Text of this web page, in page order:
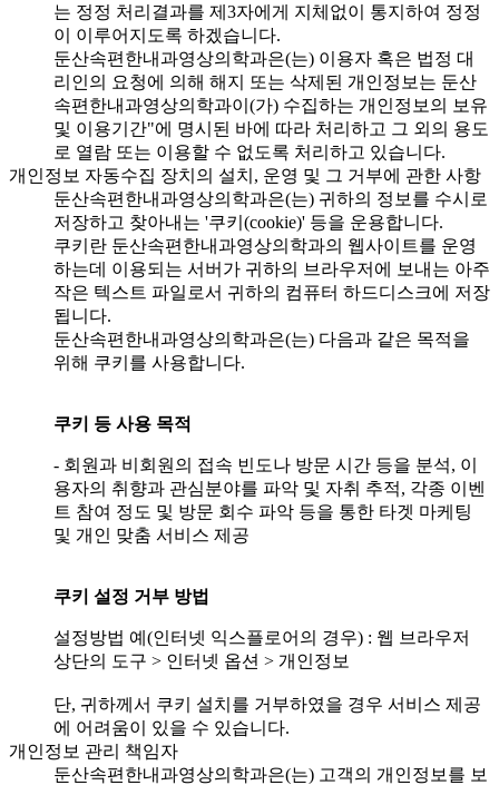
는 정정 처리결과를 제3자에게 지체없이 통지하여 정정
이 이루어지도록 하겠습니다.
둔산속편한내과영상의학과은(는) 이용자 혹은 법정 대
리인의 요청에 의해 해지 또는 삭제된 개인정보는 둔산
속편한내과영상의학과이(가) 수집하는 개인정보의 보유
및 이용기간"에 명시된 바에 따라 처리하고 그 외의 용도
로 열람 또는 이용할 수 없도록 처리하고 있습니다.
개인정보 자동수집 장치의 설치, 운영 및 그 거부에 관한 사항
둔산속편한내과영상의학과은(는) 귀하의 정보를 수시로
저장하고 찾아내는 '쿠키(cookie)' 등을 운용합니다.
쿠키란 둔산속편한내과영상의학과의 웹사이트를 운영
하는데 이용되는 서버가 귀하의 브라우저에 보내는 아주
작은 텍스트 파일로서 귀하의 컴퓨터 하드디스크에 저장
됩니다.
둔산속편한내과영상의학과은(는) 다음과 같은 목적을
위해 쿠키를 사용합니다.
쿠키 등 사용 목적
- 회원과 비회원의 접속 빈도나 방문 시간 등을 분석, 이
용자의 취향과 관심분야를 파악 및 자취 추적, 각종 이벤
트 참여 정도 및 방문 회수 파악 등을 통한 타겟 마케팅
및 개인 맞춤 서비스 제공
쿠키 설정 거부 방법
설정방법 예(인터넷 익스플로어의 경우) : 웹 브라우저
상단의 도구 > 인터넷 옵션 > 개인정보
단, 귀하께서 쿠키 설치를 거부하였을 경우 서비스 제공
에 어려움이 있을 수 있습니다.
개인정보 관리 책임자
둔산속편한내과영상의학과은(는) 고객의 개인정보를 보